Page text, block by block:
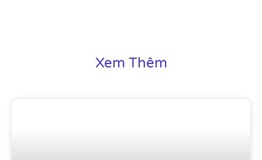
Xem Thêm